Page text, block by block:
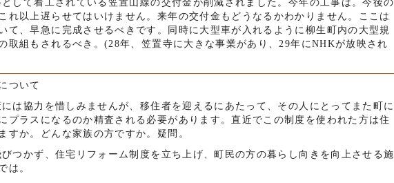
して着工されている笠置山線の交付金が削減されました。今年の工事は。今後の
れ以上遅らせてはいけません。来年の交付金もどうなるかわかりません。ここは
て、早急に完成させるべきです。同時に大型車が入れるように柳生町内の大型規
取組もされるべき。(28年、笠置寺に大きな事業があり、29年にNHKが放映され
ついて
は協力を惜しみませんが、移住者を迎えるにあたって、その人にとってまた町に
プラスになるのか精査される必要があります。直近でこの制度を使われた方は住
すか。どんな家族の方ですか。疑問。
つかず、住宅リフォーム制度を立ち上げ、町民の方の暮らし向きを向上させる施
は。